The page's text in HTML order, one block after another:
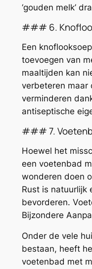
‘gouden melk’
### 6.
Een
toevoegen van
maaltijden kan
verbeteren maar
verminderen
antiseptische
### 7.
Hoewel het
een voetenbad
wonderen doen
Rust is natuurlijk
bevorderen.
Bijzondere
Onder de vele
bestaan, heeft
voetenbad met